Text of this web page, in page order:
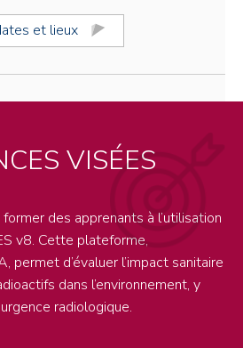
et lieux
VISÉES
des apprenants à l’utilisation
v8. Cette plateforme,
permet d’évaluer l’impact sanitaire
dans l’environnement, y
radiologique.